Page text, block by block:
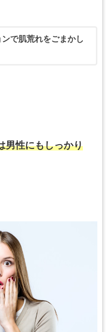
ンで肌荒れをごまかし
男性にもしっかり